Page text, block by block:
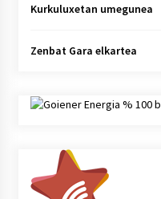
Kurkuluxetan umegunea
Zenbat Gara elkartea